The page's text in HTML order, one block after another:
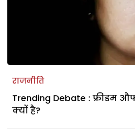
राजनीति
Trending Debate : फ्रीडम
क्यों है?